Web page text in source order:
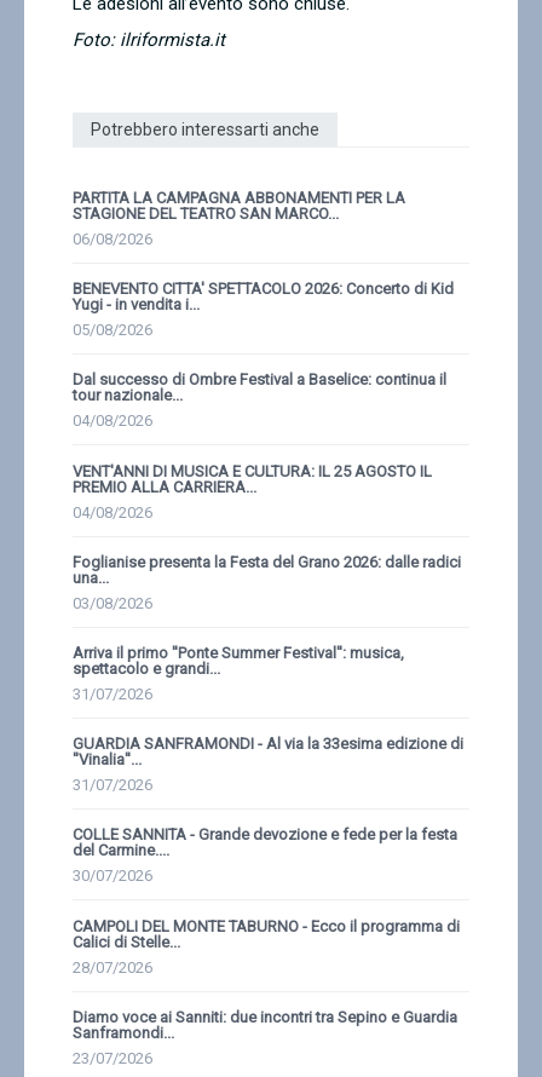
Foto: ilriformista.it
Potrebbero interessarti anche
PARTITA LA CAMPAGNA ABBONAMENTI PER LA
STAGIONE DEL TEATRO SAN MARCO...
06/08/2026
BENEVENTO CITTA' SPETTACOLO 2026: Concerto di Kid
Yugi - in vendita i...
05/08/2026
Dal successo di Ombre Festival a Baselice: continua il
tour nazionale...
04/08/2026
VENT'ANNI DI MUSICA E CULTURA: IL 25 AGOSTO IL
PREMIO ALLA CARRIERA...
04/08/2026
Foglianise presenta la Festa del Grano 2026: dalle radici
una...
03/08/2026
Arriva il primo ''Ponte Summer Festival'': musica,
spettacolo e grandi...
31/07/2026
GUARDIA SANFRAMONDI - Al via la 33esima edizione di
''Vinalia''...
31/07/2026
COLLE SANNITA - Grande devozione e fede per la festa
del Carmine....
30/07/2026
CAMPOLI DEL MONTE TABURNO - Ecco il programma di
Calici di Stelle...
28/07/2026
Diamo voce ai Sanniti: due incontri tra Sepino e Guardia
Sanframondi...
23/07/2026